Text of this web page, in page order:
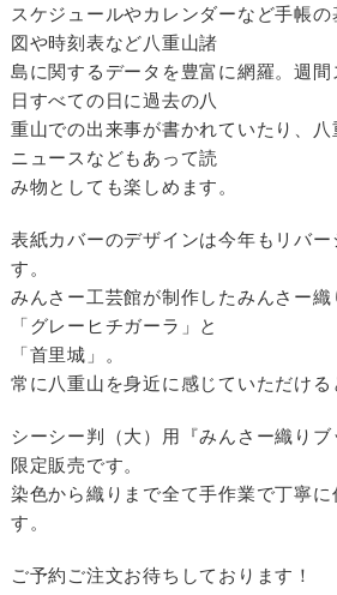
スケジュールやカレンダーなど手帳
図や時刻表など八重山諸
島に関するデータを豊富に網羅。週
日すべての日に過去の八
重山での出来事が書かれていたり、
ニュースなどもあって読
み物としても楽しめます。
表紙カバーのデザインは今年もリバー
す。
みんさー工芸館が制作したみんさー織
「グレーヒチガーラ」と
「首里城」。
常に八重山を身近に感じていただける
シーシー判（大）用『みんさー織りブ
限定販売です。
染色から織りまで全て手作業で丁寧
す。
ご予約ご注文お待ちしております！